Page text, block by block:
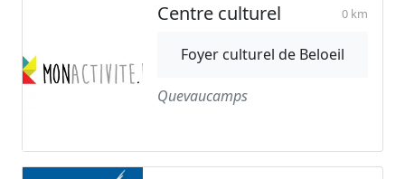
Centre culturel 0 km
Foyer culturel de Beloeil
Quevaucamps